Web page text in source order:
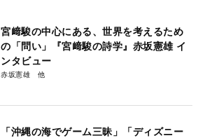
宮﨑駿の中心にある、世界を考えるため
の「問い」『宮﨑駿の詩学』赤坂憲雄 イ
ンタビュー
赤坂憲雄
「沖縄の海でゲーム三昧」「ディズニー